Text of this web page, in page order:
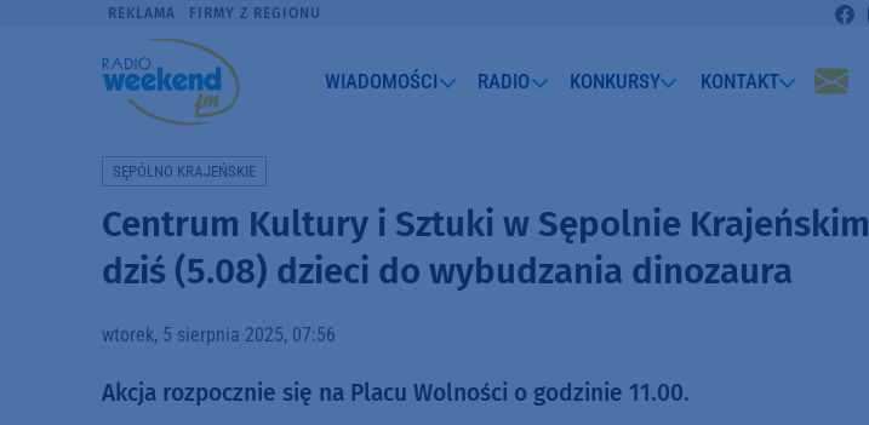
REKLAMA FIRMY Z REGIONU
WIADOMOŚCI RADIO KONKURSY KONTAKT
SĘPÓLNO KRAJEŃSKIE
Centrum Kultury i Sztuki w Sępolnie
dziś (5.08) dzieci do wybudzania dinozaura
wtorek, 5 sierpnia 2025, 07:56
Akcja rozpocznie się na Placu Wolności o godzinie 11.00.